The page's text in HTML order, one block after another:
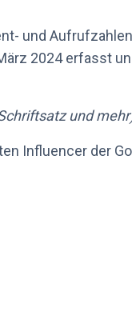
und
2024 erfasst
und
Influencer der